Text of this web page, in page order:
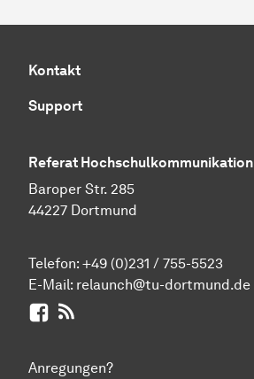
Kontakt
Support
Referat Hochschulkommunikation
Baroper Str. 285
44227 Dortmund
Telefon: +49 (0)231 / 755-5523
E-Mail: relaunch@tu-dortmund.de
Facebook
Anregungen?